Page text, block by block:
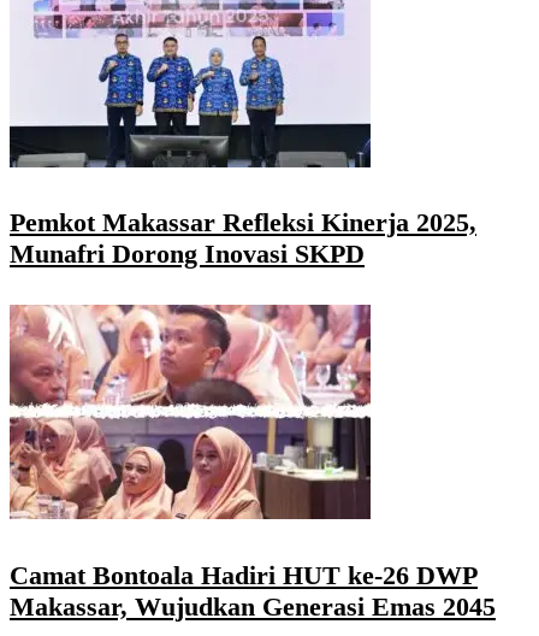
Pemkot Makassar Refleksi Kinerja 2025,
Munafri Dorong Inovasi SKPD
Camat Bontoala Hadiri HUT ke-26 DWP
Makassar, Wujudkan Generasi Emas 2045